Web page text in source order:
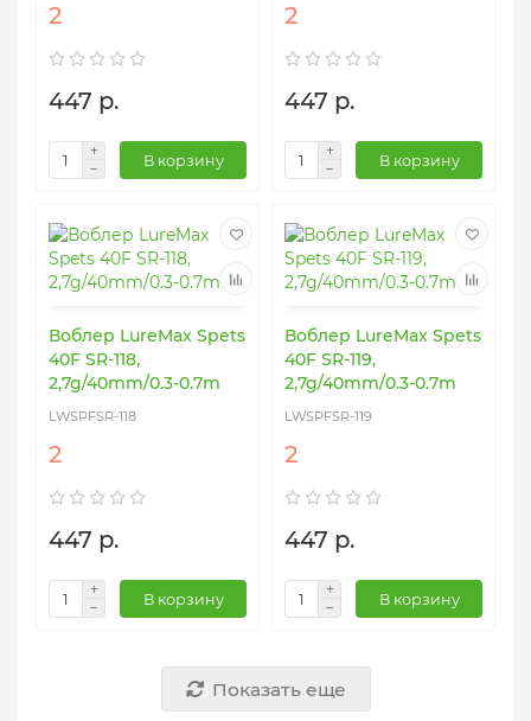
2
447 р.
В корзину
2
447 р.
В корзину
Воблер LureMax Spets
40F SR-118,
2,7g/40mm/0.3-0.7m
LWSPFSR-118
2
447 р.
В корзину
Воблер LureMax Spets
40F SR-119,
2,7g/40mm/0.3-0.7m
LWSPFSR-119
2
447 р.
В корзину
Показать еще